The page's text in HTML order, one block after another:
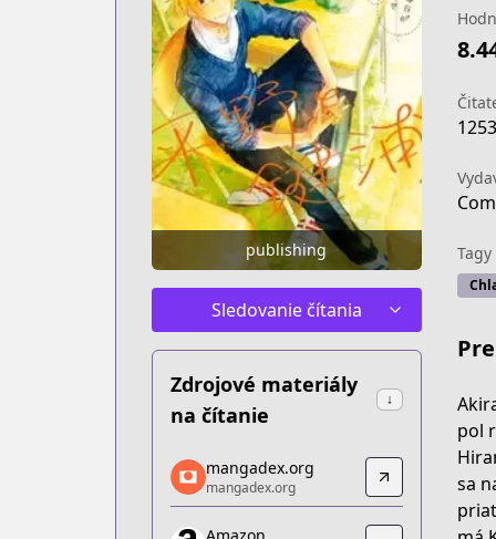
publishing
Sledovanie čítania
Zdrojové materiály
na čítanie
↓
mangadex.org
mangadex.org
https://mangadex.org/title/d0f286ac-
mangadex.org
mangadex.org
Tagy
pol
sa